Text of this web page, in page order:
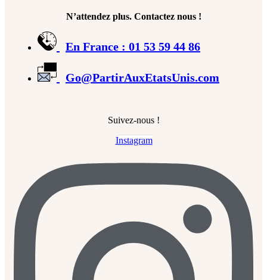
N’attendez plus. Contactez nous !
En France : 01 53 59 44 86
Go@PartirAuxEtatsUnis.com
Suivez-nous !
Instagram